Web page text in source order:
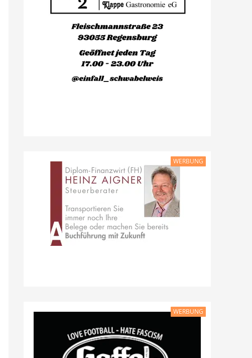
WERBUNG
WERBUNG